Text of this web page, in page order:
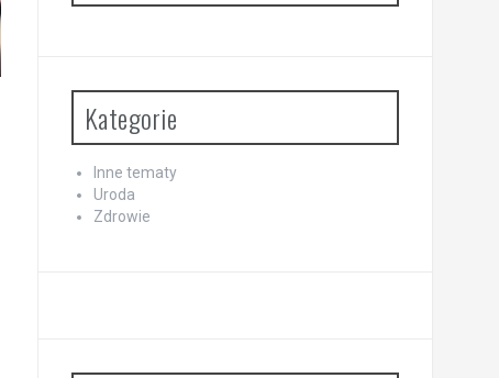
Kategorie
Inne tematy
Uroda
Zdrowie